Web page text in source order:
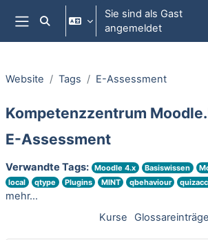
Zum Hauptinhalt
Website-Übersicht
Sucheingabe umschalten
Sie sind als Gast
angemeldet
Website Tags E-Assessment
Kompetenzzentrum
E-Assessment
Verwandte Tags: Moodle 4.x Basiswissen
local
qtype Plugins MINT qbehaviour
mehr...
Kurse
Glossareinträge